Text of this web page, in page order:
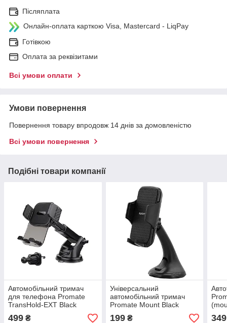
Післяплата
Онлайн-оплата карткою Visa, Mastercard - LiqPay
Готівкою
Оплата за реквізитами
Всі умови оплати
Умови повернення
Повернення товару впродовж 14 днів за домовленістю
Всі умови повернення
Подібні товари компанії
Автомобільний тримач
для телефона Promate
TransHold-EXT Black
(transhold-ext)
499 ₴
Універсальний
автомобільний тримач
Promate Mount Black
(Уценка) (ch_mount.black)
199₴ 349